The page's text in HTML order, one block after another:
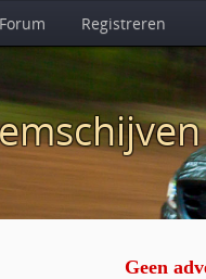
Forum Registreren
Geen